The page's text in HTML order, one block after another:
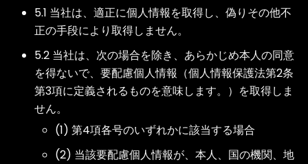
5.1 当社は、適正に個人情報を取得し、偽りその他不
正の手段により取得しません。
5.2 当社は、次の場合を除き、あらかじめ本人の同意
を得ないで、要配慮個人情報（個人情報保護法第2条
第3項に定義されるものを意味します。）を取得しま
せん。
(1) 第4項各号のいずれかに該当する場合
(2) 当該要配慮個人情報が、本人、国の機関、地